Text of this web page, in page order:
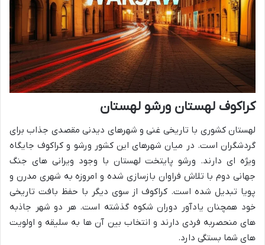
کراکوف لهستان ورشو لهستان
لهستان کشوری با تاریخی غنی و شهرهای دیدنی مقصدی جذاب برای
گردشگران است. در میان شهرهای این کشور ورشو و کراکوف جایگاه
ویژه ای دارند. ورشو پایتخت لهستان با وجود ویرانی های جنگ
جهانی دوم با تلاش فراوان بازسازی شده و امروزه به شهری مدرن و
پویا تبدیل شده است. کراکوف از سوی دیگر با حفظ بافت تاریخی
خود همچنان یادآور دوران شکوه گذشته است. هر دو شهر جاذبه
های منحصربه فردی دارند و انتخاب بین آن ها به سلیقه و اولویت
های شما بستگی دارد.